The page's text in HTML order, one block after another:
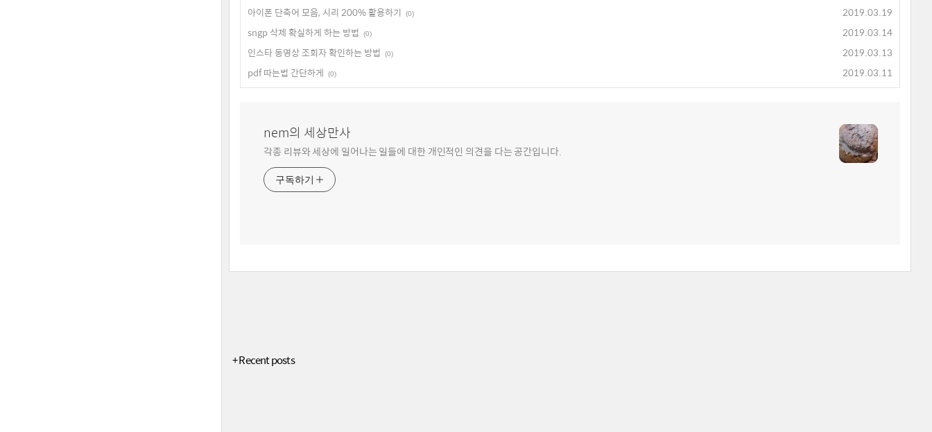
아이폰 단축어 모음, 시리 200% 활용하기
(0)
2019.03.19
sngp 삭제 확실하게 하는 방법
(0)
2019.03.14
인스타 동영상 조회자 확인하는 방법
(0)
2019.03.13
pdf 따는법 간단하게
(0) 2019.03.11
nem의 세상만사
각종 리뷰와 세상에 일어나는 일들에 대한 개인적인 의견을 다는 공간입니다.
구독하기
+ Recent posts